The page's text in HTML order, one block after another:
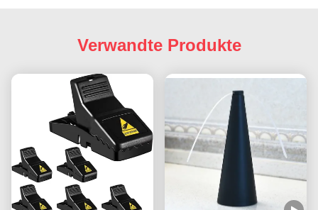
Verwandte Produkte